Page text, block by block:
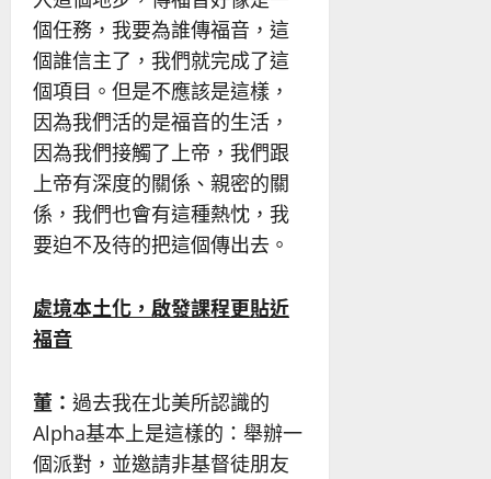
個任務，我要為誰傳福音，這
個誰信主了，我們就完成了這
個項目。但是不應該是這樣，
因為我們活的是福音的生活，
因為我們接觸了上帝，我們跟
上帝有深度的關係、親密的關
係，我們也會有這種熱忱，我
要迫不及待的把這個傳出去。
處境本土化，啟發課程更貼近
福音
董： 過去我在北美所認識的
Alpha基本上是這樣的：舉辦一
個派對，並邀請非基督徒朋友